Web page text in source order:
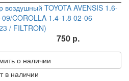
воздушный TOYOTA AVENSIS 1.6-
COROLLA 1.4-1.8 02-06
/ FILTRON)
750 р.
о наличии
в наличии